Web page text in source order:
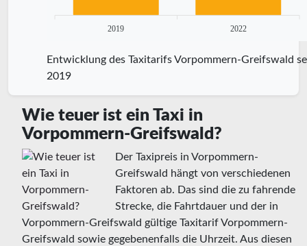
2019 2022
Entwicklung des Taxitarifs Vorpommern-Greifswald
2019
Wie teuer ist ein Taxi in
Vorpommern-Greifswald?
Der Taxipreis in Vorpommern-
Greifswald hängt von verschiedenen
Faktoren ab. Das sind die zu fahrende
Strecke, die Fahrtdauer und der in
Vorpommern-Greifswald gültige Taxitarif Vorpommern-
Greifswald sowie gegebenenfalls die Uhrzeit. Aus diesen